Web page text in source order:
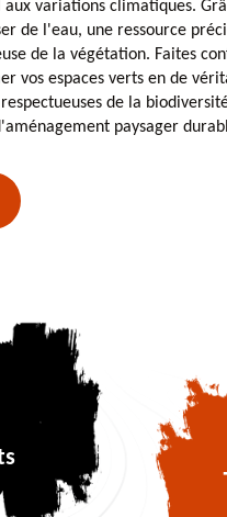
variations climatiques.
de l'eau, une ressource
de la végétation. Faites
vos espaces verts en de
de la
paysager